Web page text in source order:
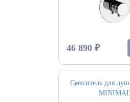
46 890 ₽
Смеситель для
MINIMAL